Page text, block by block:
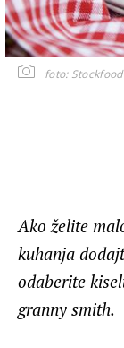
foto: Stockfood
Ako želite
kuhanja
odaberite
granny smith.